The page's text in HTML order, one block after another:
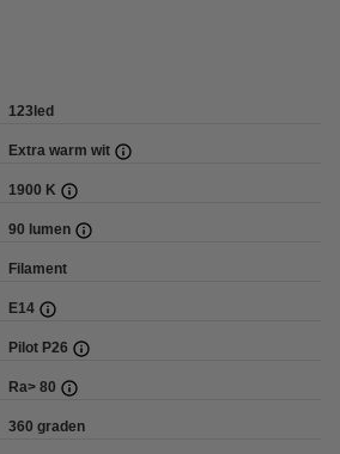
123led
Extra warm wit
1900 K
90 lumen
Filament
E14
Pilot P26
Ra> 80
360 graden